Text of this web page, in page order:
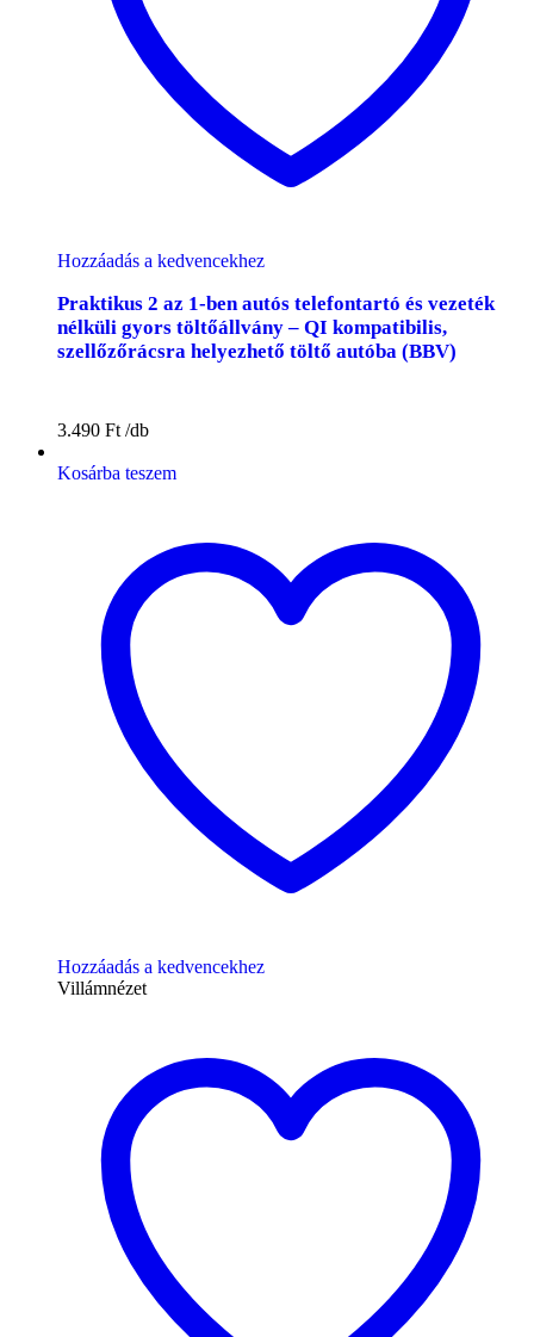
Hozzáadás a kedvencekhez
Praktikus 2 az 1-ben autós telefontartó és vezeték
nélküli gyors töltőállvány – QI kompatibilis,
szellőzőrácsra helyezhető töltő autóba (BBV)
3.490 Ft
Kosárba teszem
Hozzáadás a kedvencekhez
Villámnézet